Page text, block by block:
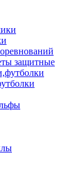
защитные